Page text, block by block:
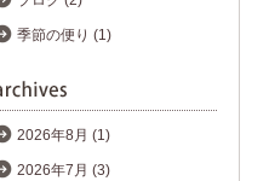
季節の便り (1)
2026年8月 (1)
2026年7月 (3)